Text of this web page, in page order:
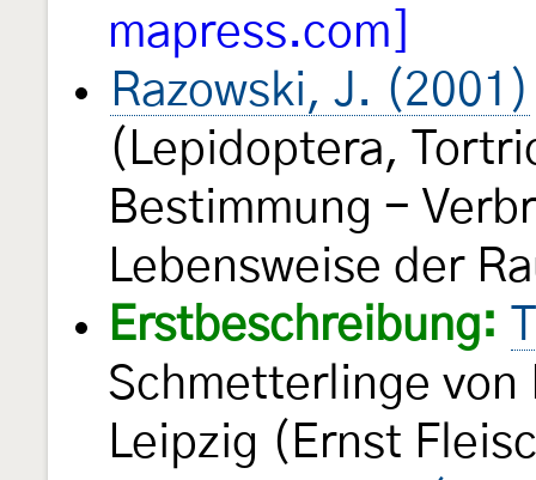
mapress.com]
Razowski, J. (2001)
(Lepidoptera,
Bestimmung -
Lebensweise der
Erstbeschreibung:
Schmetterlinge von
Leipzig (Ernst